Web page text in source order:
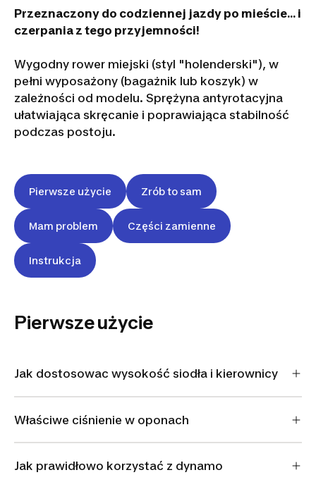
Przeznaczony do codziennej jazdy po mieście... i
czerpania z tego przyjemności!
Wygodny rower miejski (styl "holenderski"), w
pełni wyposażony (bagażnik lub koszyk) w
zależności od modelu. Sprężyna antyrotacyjna
ułatwiająca skręcanie i poprawiająca stabilność
podczas postoju.
Pierwsze użycie Zrób to sam
Mam problem Części zamienne
Instrukcja
Pierwsze użycie
Jak dostosowac wysokość siodła i kierownicy
Właściwe ciśnienie w oponach
Jak prawidłowo korzystać z dynamo